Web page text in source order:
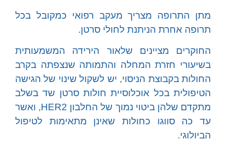
מתן התרופה מצריך מעקב רפואי כמקובל בכל
תרופה אחרת הניתנת לחולי סרטן.
החוקרים מציינים שלאור הירידה המשמעותית
בשיעורי חזרת המחלה והתמותה שנצפתה בקרב
החולות בקבוצת הניסוי, יש לשקול שינוי של הגישה
הטיפולית בכל אוכלוסיית חולות סרטן שד בשלב
מתקדם שלהן ביטוי נמוך של החלבון HER2, ואשר
עד כה סווגו כחולות שאינן מתאימות לטיפול
הביולוגי.